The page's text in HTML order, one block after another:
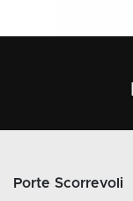
Porte Scorrevoli